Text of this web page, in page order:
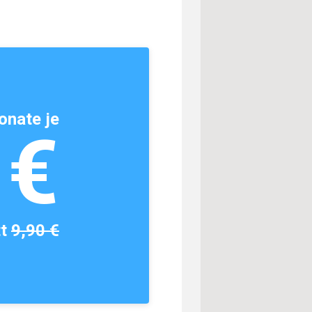
je
9,90 €